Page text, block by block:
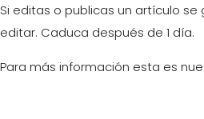
Si editas o publicas un artículo
editar. Caduca después de 1 día.
Para más información esta es